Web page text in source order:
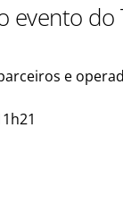
evento do
e